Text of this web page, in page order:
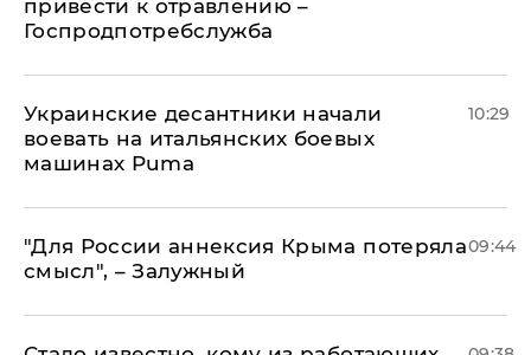
привести к отравлению –
Госпродпотребслужба
Украинские десантники начали
воевать на итальянских боевых
машинах Puma
10:29
"Для России аннексия Крыма потеряла
смысл", – Залужный
09:44